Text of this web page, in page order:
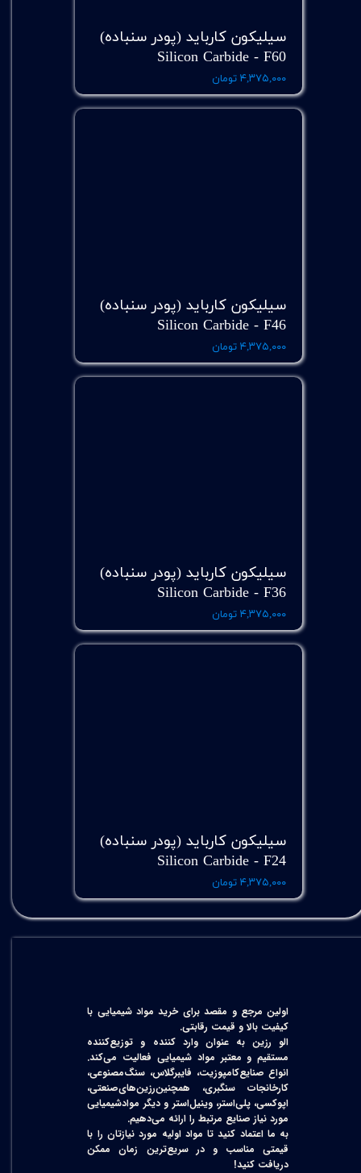
سیلیکون کارباید (پودر سنباده)
Silicon Carbide - F60
۴,۳۷۵,۰۰۰ تومان
سیلیکون کارباید (پودر سنباده)
Silicon Carbide - F46
۴,۳۷۵,۰۰۰ تومان
سیلیکون کارباید (پودر سنباده)
Silicon Carbide - F36
۴,۳۷۵,۰۰۰ تومان
سیلیکون کارباید (پودر سنباده)
Silicon Carbide - F24
۴,۳۷۵,۰۰۰ تومان
اولین مرجع و مقصد برای خرید مواد شیمیایی با
کیفیت بالا و قیمت رقابتی.
الو رزین به عنوان وارد کننده و توزیع‌کننده
مستقیم و معتبر مواد شیمیایی فعالیت می‌کند.
انواع صنایع‌کامپوزیت، فایبرگلاس، سنگ‌مصنوعی،
کارخانجات سنگبری، همچنین‌رزین‌های‌صنعتی،
اپوکسی، پلی‌استر، وینیل‌استر و دیگر مواد‌شیمیایی
مورد نیاز صنایع مرتبط را ارائه می‌دهیم.
به ما اعتماد کنید تا مواد اولیه مورد نیازتان را با
قیمتی مناسب و در سریع‌ترین زمان ممکن
دریافت کنید!​​​​​​​